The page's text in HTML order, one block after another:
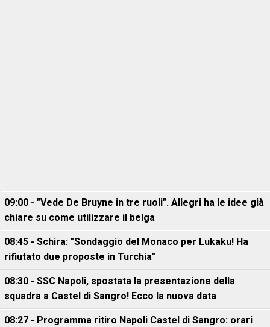
09:00 - "Vede De Bruyne in tre ruoli". Allegri ha le idee già
chiare su come utilizzare il belga
08:45 - Schira: "Sondaggio del Monaco per Lukaku! Ha
rifiutato due proposte in Turchia"
08:30 - SSC Napoli, spostata la presentazione della
squadra a Castel di Sangro! Ecco la nuova data
08:27 - Programma ritiro Napoli Castel di Sangro: orari